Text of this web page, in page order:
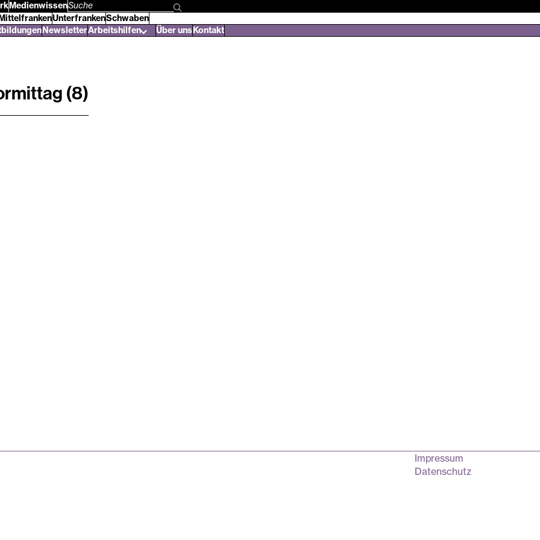
Medienwissen
Suchbegriff
eingeben
UnterfrankenSchwaben
NewsletterArbeitshilfen Über unsKontakt
(8)
Impressum
Datenschutz